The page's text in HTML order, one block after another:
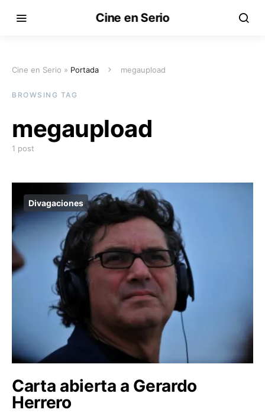
Cine en Serio
Cine en Serio » Portada megaupload
BROWSING TAG
megaupload
1 post
Divagaciones
Carta abierta a Gerardo
Herrero